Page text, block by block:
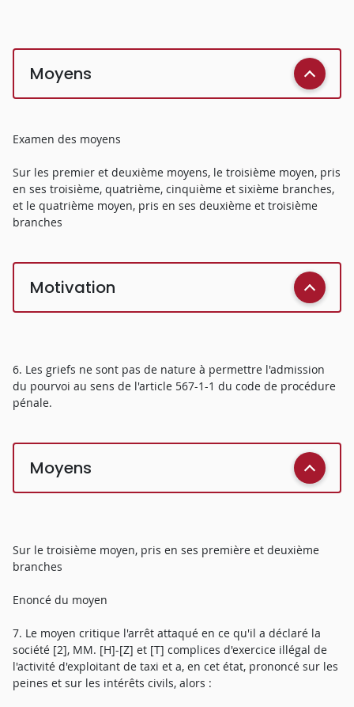
Moyens
Examen des moyens
Sur les premier et deuxième moyens, le troisième moyen, pris
en ses troisième, quatrième, cinquième et sixième branches,
et le quatrième moyen, pris en ses deuxième et troisième
branches
Motivation
6. Les griefs ne sont pas de nature à permettre l'admission
du pourvoi au sens de l'article 567-1-1 du code de procédure
pénale.
Moyens
Sur le troisième moyen, pris en ses première et deuxième
branches
Enoncé du moyen
7. Le moyen critique l'arrêt attaqué en ce qu'il a déclaré la
société [2], MM. [H]-[Z] et [T] complices d'exercice illégal de
l'activité d'exploitant de taxi et a, en cet état, prononcé sur les
peines et sur les intérêts civils, alors :